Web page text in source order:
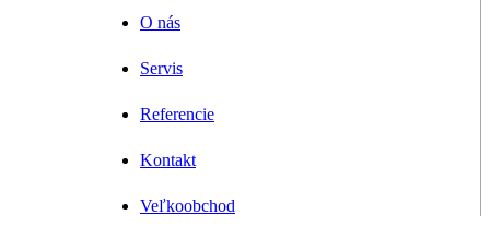
O nás
Servis
Referencie
Kontakt
Veľkoobchod